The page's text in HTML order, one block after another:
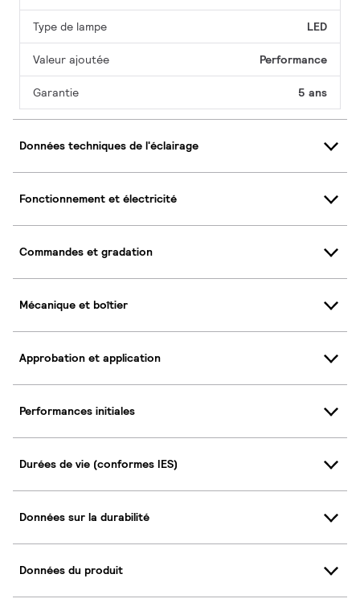
Type de lampe LED
Valeur ajoutée Performance
Garantie 5 ans
Données techniques de l'éclairage
Fonctionnement et électricité
Commandes et gradation
Mécanique et boîtier
Approbation et application
Performances initiales
Durées de vie (conformes IES)
Données sur la durabilité
Données du produit